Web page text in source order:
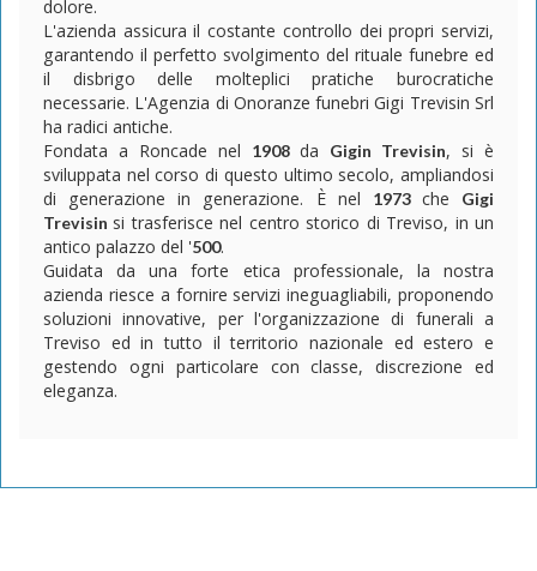
dolore.
L'azienda assicura il costante controllo dei propri servizi,
garantendo il perfetto svolgimento del rituale funebre ed
il disbrigo delle molteplici pratiche burocratiche
necessarie. L'Agenzia di Onoranze funebri Gigi Trevisin Srl
ha radici antiche.
Fondata a Roncade nel
1908da Gigin Trevisin, si è
sviluppata nel corso di questo ultimo secolo, ampliandosi
di generazione in generazione. È nel
1973 che
Gigi
Trevisin si trasferisce nel centro storico di Treviso, in un
antico palazzo del '500.
Guidata da una forte etica professionale, la nostra
azienda riesce a fornire servizi ineguagliabili, proponendo
soluzioni innovative, per l'organizzazione di funerali a
Treviso ed in tutto il territorio nazionale ed estero e
gestendo ogni particolare con classe, discrezione ed
eleganza.